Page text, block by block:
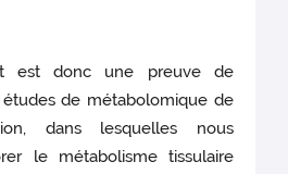
est donc une preuve de
de métabolomique de
dans lesquelles nous
le métabolisme tissulaire